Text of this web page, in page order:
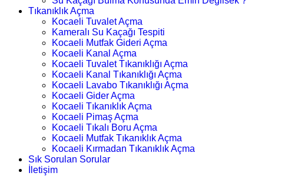
Tıkanıklık Açma
Kocaeli Tuvalet Açma
Kameralı Su Kaçağı Tespiti
Kocaeli Mutfak Gideri Açma
Kocaeli Kanal Açma
Kocaeli Tuvalet Tıkanıklığı Açma
Kocaeli Kanal Tıkanıklığı Açma
Kocaeli Lavabo Tıkanıklığı Açma
Kocaeli Gider Açma
Kocaeli Tıkanıklık Açma
Kocaeli Pimaş Açma
Kocaeli Tıkalı Boru Açma
Kocaeli Mutfak Tıkanıklık Açma
Kocaeli Kırmadan Tıkanıklık Açma
Sık Sorulan Sorular
İletişim